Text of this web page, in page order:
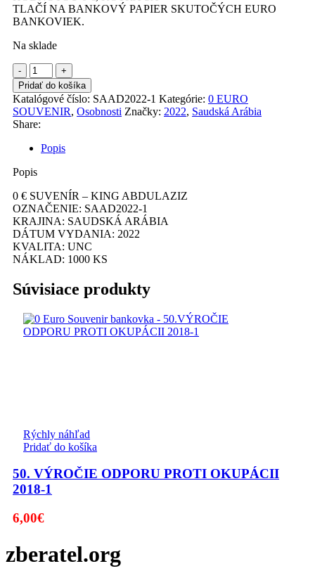
TLAČÍ NA BANKOVÝ PAPIER SKUTOČÝCH EURO
BANKOVIEK.
Na sklade
množstvo
KING
ABDULAZIZ
2022-
1
ANNIVERSARY
Pridať do košíka
Katalógové číslo: SAAD2022-1 Kategórie: 0 EURO
SOUVENIR, Osobnosti Značky: 2022, Saudská Arábia
Share:
Popis
Popis
0 € SUVENÍR – KING ABDULAZIZ
OZNAČENIE: SAAD2022-1
KRAJINA: SAUDSKÁ ARÁBIA
DÁTUM VYDANIA: 2022
KVALITA: UNC
NÁKLAD: 1000 KS
Súvisiace produkty
Rýchly náhľad
Pridať do košíka
50. VÝROČIE ODPORU PROTI OKUPÁCII
2018-1
6,00€
zberatel.org